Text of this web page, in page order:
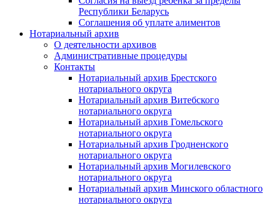
Республики Беларусь
Соглашения об уплате алиментов
Нотариальный архив
О деятельности архивов
Административные процедуры
Контакты
Нотариальный архив Брестского
нотариального округа
Нотариальный архив Витебского
нотариального округа
Нотариальный архив Гомельского
нотариального округа
Нотариальный архив Гродненского
нотариального округа
Нотариальный архив Могилевского
нотариального округа
Нотариальный архив Минского областного
нотариального округа